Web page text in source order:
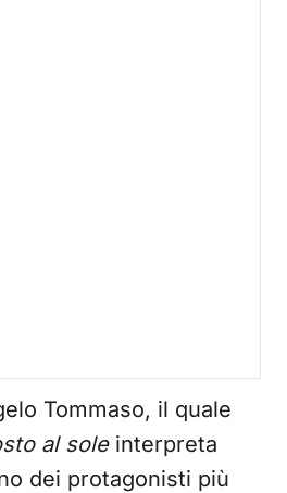
Tommaso, il quale
al soleinterpreta
dei protagonisti più